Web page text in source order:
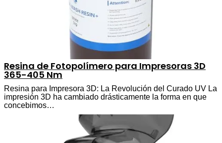
Resina de Fotopolímero para Impresoras 3D
365-405 Nm
Resina para Impresora 3D: La Revolución del Curado UV La
impresión 3D ha cambiado drásticamente la forma en que
concebimos…